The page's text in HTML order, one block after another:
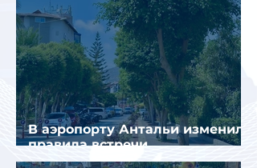
В аэропорту Антальи изменили
правила встречи
организованных туристов